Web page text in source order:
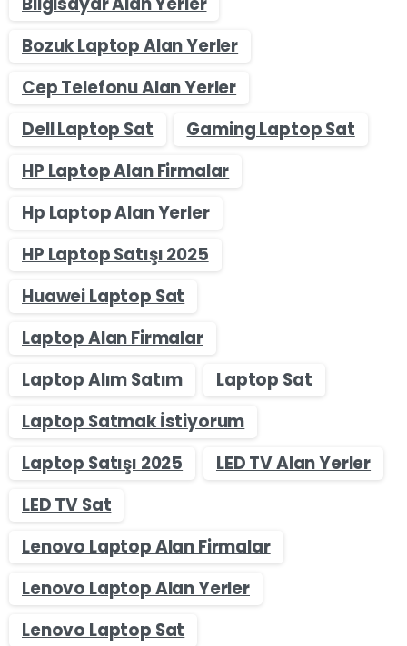
Bozuk Laptop Alan Yerler
Cep Telefonu Alan Yerler
Dell Laptop Sat
Gaming Laptop Sat
HP Laptop Alan Firmalar
Hp Laptop Alan Yerler
HP Laptop Satışı 2025
Huawei Laptop Sat
Laptop Alan Firmalar
Laptop Alım Satım
Laptop Sat
Laptop Satmak İstiyorum
Laptop Satışı 2025
LED TV Alan Yerler
LED TV Sat
Lenovo Laptop Alan Firmalar
Lenovo Laptop Alan Yerler
Lenovo Laptop Sat